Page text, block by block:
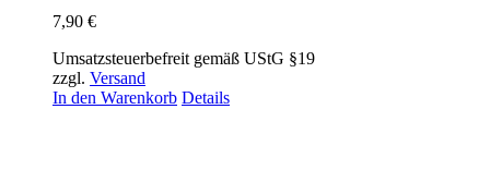
7,90 €
Umsatzsteuerbefreit gemäß UStG §19
zzgl. Versand
In den Warenkorb Details